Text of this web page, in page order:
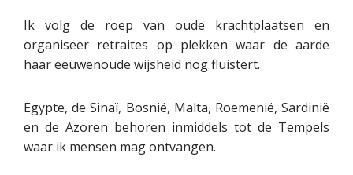
Ik volg de roep van oude krachtplaatsen en
organiseer retraites op plekken waar de aarde
haar eeuwenoude wijsheid nog fluistert.
Egypte, de Sinaï, Bosnië, Malta, Roemenië, Sardinië
en de Azoren behoren inmiddels tot de Tempels
waar ik mensen mag ontvangen.